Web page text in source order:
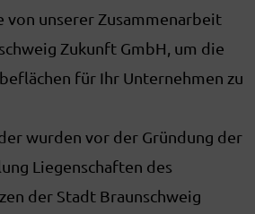
von unserer Zusammenarbeit
Zukunft GmbH, um die
für Ihr Unternehmen zu
wurden vor der Gründung der
Liegenschaften des
der Stadt Braunschweig